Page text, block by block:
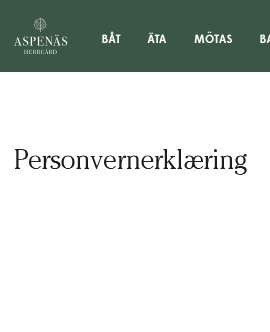
BÅT ÄTA MÖTAS
Personvernerklæring